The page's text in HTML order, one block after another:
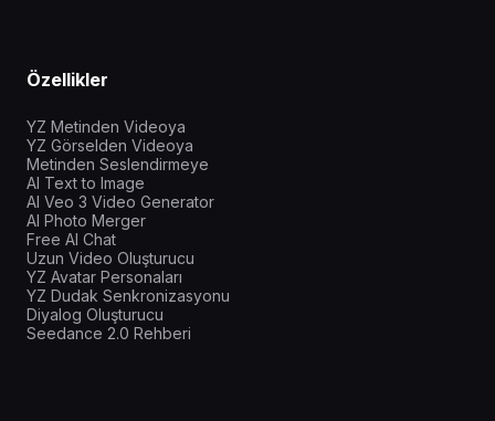
Özellikler
YZ Metinden Videoya
YZ Görselden Videoya
Metinden Seslendirmeye
AI Text to Image
AI Veo 3 Video Generator
AI Photo Merger
Free AI Chat
Uzun Video Oluşturucu
YZ Avatar Personaları
YZ Dudak Senkronizasyonu
Diyalog Oluşturucu
Seedance 2.0 Rehberi